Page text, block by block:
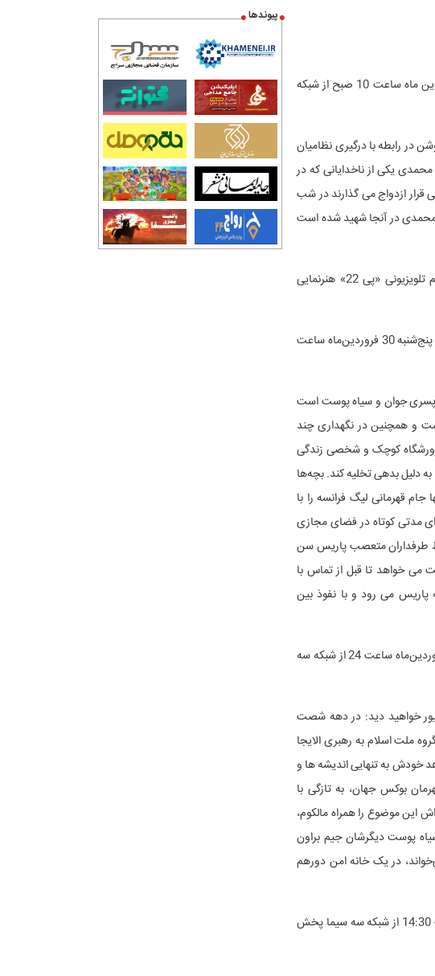
فیلم تلویزیونی «پی 22» به کارگردانی «حسین قاسمی جامی»، پنج‌شنبه 30 فروردین ماه ساعت 10 صبح از شبکه
است. حادثه ناوچه جوشن در رابطه با درگیری نظامیان
یکی از ناخدایانی که در
قرار ازدواج می گذارند در شب
محمدی در آنجا شهید شده است
امین حیایی، افسانه بایگان، نسرین مقانلو، الهه حصاری و هادی ساعی در فیلم تلویزیونی «پی 22» هنرنمایی
فیلم سینمایی جدید «کلاسیکو» به کارگردانی «ناتانائل گودج و آدرین پیکه گوتیه»، پنج‌شنبه 30 فروردین‌ماه ساعت
پسری جوان و سیاه پوست است
و همچنین در نگهداری چند
کوچک و شخصی زندگی
دلیل بدهی تخلیه کند. بچه‌ها
قهرمانی لیگ فرانسه را با
مدتی کوتاه در فضای مجازی
طرفداران متعصب پاریس سن
می خواهد تا قبل از تماس با
پاریس می رود و با نفوذ بین
فیلم سینمایی جدید «شبی در میامی» به کارگردانی «رجینا کینگ»، پنج‌شنبه 30 فروردین‌ماه ساعت 24 از شبکه سه
خواهید دید: در دهه شصت
ملت اسلام به رهبری الایجا
خودش به تنهایی اندیشه ها و
دوست مشهورش کاسیوس کلی 26 ساله و قهرمان بوکس جهان، به تازگی با
این موضوع را همراه مالکوم،
پوست دیگرشان جیم براون
در یک خانه امن دورهم
فیلم تلویزیونی «روباه» به کارگردانی «بهروز افخمی»، جمعه 31 فروردین‌ماه ساعت 14:30 از شبکه سه سیما پخش
پیوندها